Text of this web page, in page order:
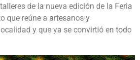
de la nueva edición de la Feria
que reúne a artesanos y
y que ya se convirtió en todo